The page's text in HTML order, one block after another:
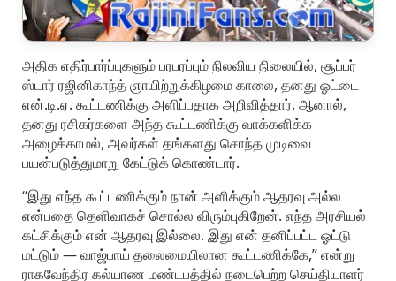
அதிக எதிர்பார்ப்புகளும் பரபரப்பும் நிலவிய நிலையில், சூப்பர்
ஸ்டார் ரஜினிகாந்த் ஞாயிற்றுக்கிழமை காலை, தனது ஓட்டை
என்.டி.ஏ. கூட்டணிக்கு அளிப்பதாக அறிவித்தார். ஆனால்,
தனது ரசிகர்களை அந்த கூட்டணிக்கு வாக்களிக்க
அழைக்காமல், அவர்கள் தங்களது சொந்த முடிவை
பயன்படுத்துமாறு கேட்டுக் கொண்டார்.
“இது எந்த கூட்டணிக்கும் நான் அளிக்கும் ஆதரவு அல்ல
என்பதை தெளிவாகச் சொல்ல விரும்புகிறேன். எந்த அரசியல்
கட்சிக்கும் என் ஆதரவு இல்லை. இது என் தனிப்பட்ட ஓட்டு
மட்டும் — வாஜ்பாய் தலைமையிலான கூட்டணிக்கே,” என்று
ராகவேந்திர கல்யாண மண்டபத்தில் நடைபெற்ற செய்தியாளர்